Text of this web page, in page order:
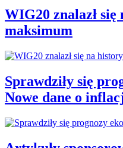
WIG20 znalazł
maksimum
Sprawdziły się
Nowe dane o